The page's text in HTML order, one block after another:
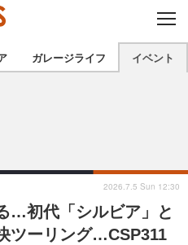
C
O
S
E
プロショップを地域から探す
北陸
関西
ガレージライフ イベント
…初代「シルビア」と
ツーリング…CSP311
2026.7.5 Sun 12:30